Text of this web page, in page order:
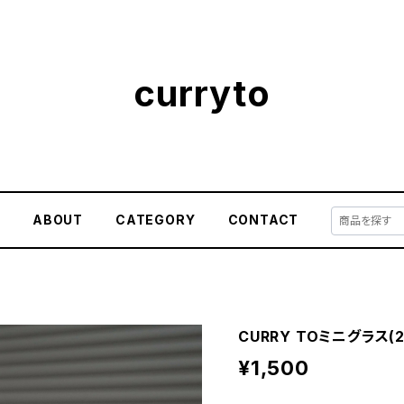
curryto
ABOUT CATEGORY CONTACT
CURRY TOミニグラス
¥1,500